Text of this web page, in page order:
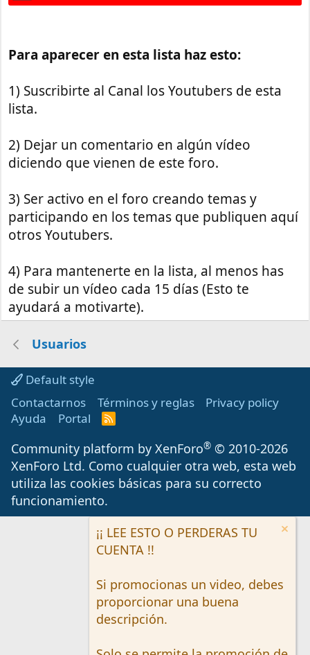
Para aparecer en esta lista haz esto:
1) Suscribirte al Canal los Youtubers de esta
lista.
2) Dejar un comentario en algún vídeo
diciendo que vienen de este foro.
3) Ser activo en el foro creando temas y
participando en los temas que publiquen aquí
otros Youtubers.
4) Para mantenerte en la lista, al menos has
de subir un vídeo cada 15 días (Esto te
ayudará a motivarte).
Usuarios
Default style
Contactarnos
Términos y reglas
Privacy policy
Ayuda
Portal
R
S
Community platform by XenForo® © 2010-2026
XenForo Ltd. Como cualquier otra web, esta web
utiliza las cookies básicas para su correcto
funcionamiento.
¡¡ LEE ESTO O PERDERAS TU
CUENTA !!
Si promocionas un video, debes
proporcionar una buena
descripción.